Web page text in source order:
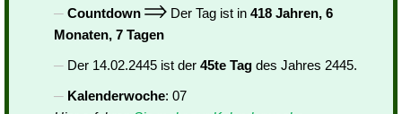
Countdown
Der Tag ist in 418 Jahren, 6
Monaten, 7 Tagen
Der 14.02.2445 ist der 45te Tag des Jahres 2445.
Kalenderwoche: 07